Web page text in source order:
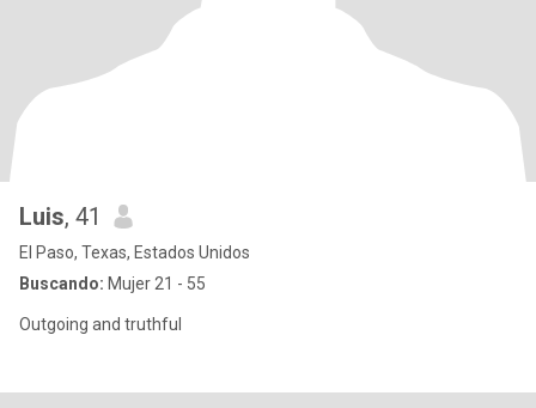
Luis, 41
El Paso, Texas, Estados Unidos
Buscando: Mujer 21 - 55
Outgoing and truthful